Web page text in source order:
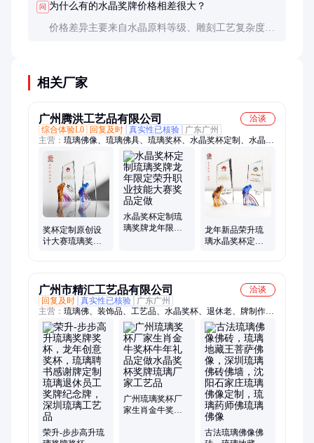
问 为什么有的水晶奖牌价格相差很大？
价格差异主要来自水晶原料等级、雕刻工艺复杂度、
相关厂家
广州腾洪工艺品有限公司
洽谈
综合体验L0
回复及时 真实性已核验
广东广州
主营： 琉璃佛像、琉璃佛具、琉璃奖杯、水晶奖杯定制、水晶
球、水晶工艺品、木托奖牌、佛像定制、琉璃摆件、琉璃工艺品
奖杯定制原创设
计大赛琉璃奖品
水晶奖杯定制琉
璃奖牌龙年限定
龙年新品荣升琉
璃水晶奖杯定制
广州市精汇工艺品有限公司
洽谈
回复及时 真实性已核验
广东广州
主营： 琉璃佛、装饰品、工艺品、水晶奖杯、退休老、牌制作、
琉璃金蟾、屏风装饰、礼品琉璃、琉璃药师、定制退休、大号琉
璃、礼品定制、佛像大件、装潢装饰、奖杯礼品、定做金属、佛
塔定制、佛堂佛像、金属合金、大件琉璃、琉璃奖杯、佛像定
制、合金奖杯、琉璃大象
荣升-步步高升琉
广州琉璃奖杯厂
家生肖金牛奖杯
古法琉璃佛像佛